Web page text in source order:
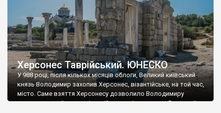
Херсонес Таврійський. ЮНЕСКО
У 988 році, після кількох місяців облоги, Великий київський
князь Володимир захопив Херсонес, візантійське, на той час,
місто. Саме взяття Херсонесу дозволило Володимиру
диктувати свої умови візантійському імператору Василю ІІ, та